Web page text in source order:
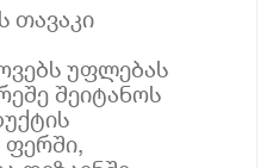
თავაკი
უფლებას
შეიტანოს
ფერში,